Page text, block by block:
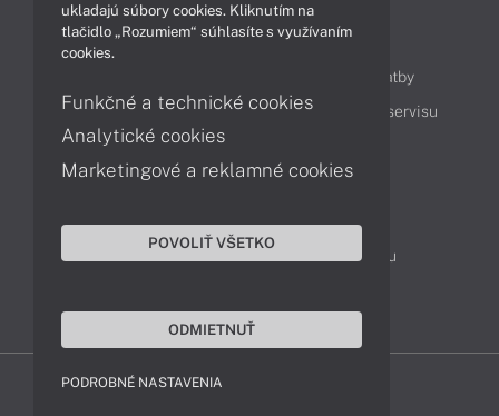
Obsah
Možnosti doručenia a platby
Podpora a servis
Servisné služby Cenník servisu
Kontakty
043 4224 771
Obchodné oddelenie
Reklamácia tovaru
ukladajú súbory cookies. Kliknutím na
tlačidlo „Rozumiem“ súhlasíte s využívaním
cookies.
Funkčné a technické cookies
Analytické cookies
Marketingové a reklamné cookies
POVOLIŤ VŠETKO
ODMIETNUŤ
PODROBNÉ NASTAVENIA